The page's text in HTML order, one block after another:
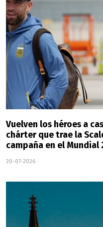
Vuelven los héroes a
chárter que trae la
campaña en el Mundial
20-07-2026